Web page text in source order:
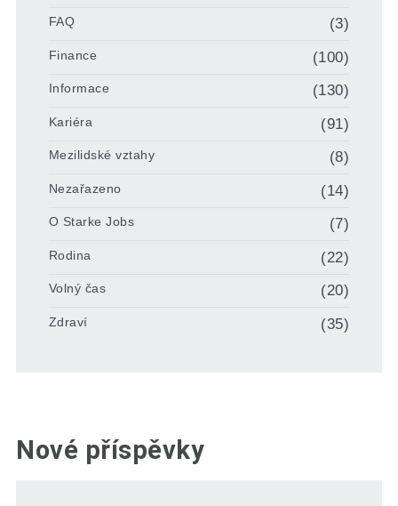
FAQ (3)
Finance (100)
Informace (130)
Kariéra (91)
Mezilidské vztahy (8)
Nezařazeno (14)
O Starke Jobs (7)
Rodina (22)
Volný čas (20)
Zdraví (35)
Nové příspěvky